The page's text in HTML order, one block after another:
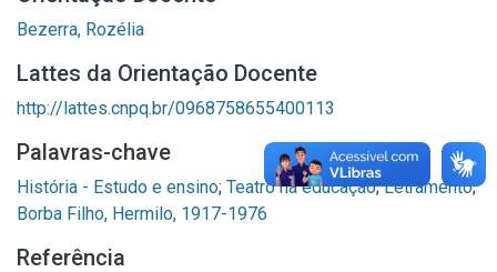
Bezerra, Rozélia
Lattes da Orientação Docente
http://lattes.cnpq.br/0968758655400113
Palavras-chave
História - Estudo e ensino; Teatro na educação;Letramento;
Borba Filho, Hermilo, 1917-1976
Referência